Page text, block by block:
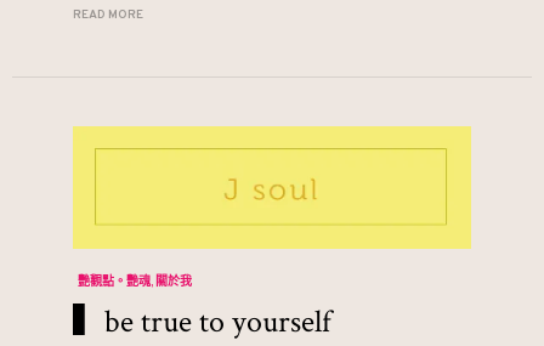
READ MORE
艷觀點。艷魂 關於我
▍be true to yourself